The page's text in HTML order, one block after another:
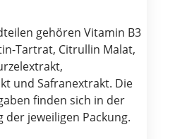
gehören Vitamin B3
Tartrat, Citrullin Malat,
und Safranextrakt. Die
finden sich in der
jeweiligen Packung.